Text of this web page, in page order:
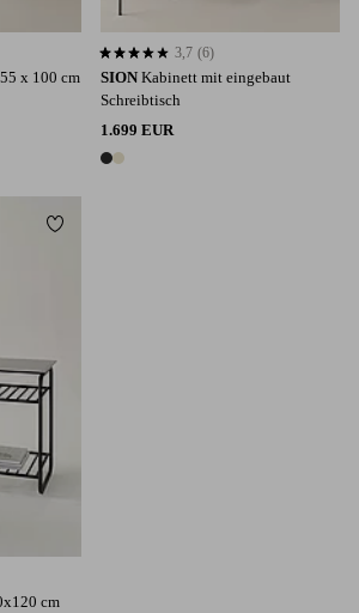
x 100 cm
SION Kabinett mit eingebaut
Schreibtisch
1.699 EUR
2 Farben
3,7 basierend auf 6 Bewertungen
3,7 (6)
cm
Zu Favoriten hinzufügen